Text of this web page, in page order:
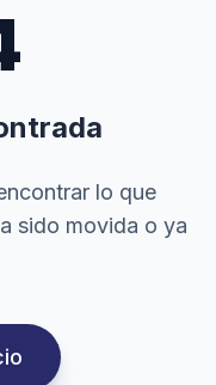
lo que
sido movida o ya